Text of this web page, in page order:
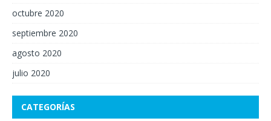
octubre 2020
septiembre 2020
agosto 2020
julio 2020
CATEGORÍAS